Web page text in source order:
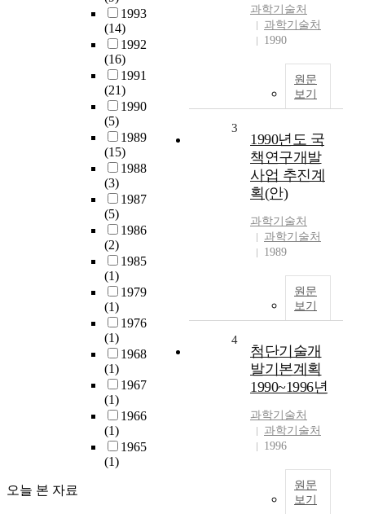
1993
(14)
1992
(16)
1991
(21)
1990
(5)
1989
(15)
1988
(3)
1987
(5)
1986
(2)
1985
(1)
1979
(1)
1976
(1)
1968
(1)
1967
(1)
1966
(1)
1965
(1)
오늘 본 자료
과학기술처
과학기술처
1990
원문
보기
3
1990년도 국
책연구개발
사업 추진계
획(안)
과학기술처
과학기술처
1989
원문
보기
4
첨단기술개
발기본계획
1990~1996년
과학기술처
과학기술처
1996
원문
보기